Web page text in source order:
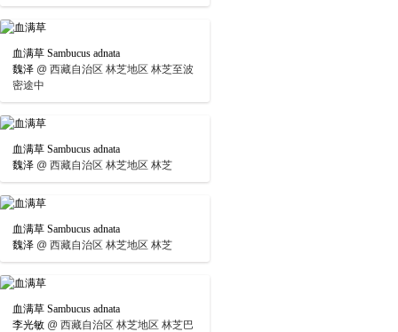
血满草 Sambucus adnata
魏泽 @ 西藏自治区 林芝地区 林芝至波
密途中
血满草 Sambucus adnata
魏泽 @ 西藏自治区 林芝地区 林芝
血满草 Sambucus adnata
魏泽 @ 西藏自治区 林芝地区 林芝
血满草 Sambucus adnata
李光敏 @ 西藏自治区 林芝地区 林芝巴